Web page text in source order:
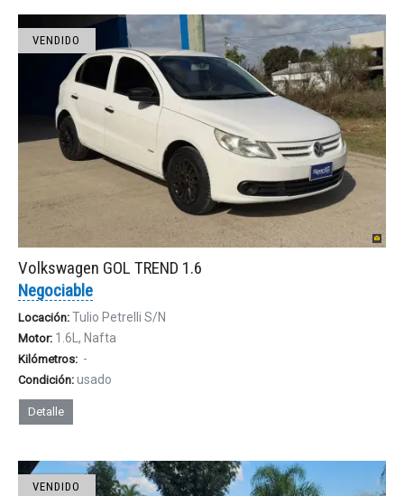
VENDIDO
Volkswagen GOL TREND 1.6
Negociable
Locación: Tulio Petrelli S/N
Motor: 1.6L, Nafta
Kilómetros: -
Condición: usado
Detalle
VENDIDO